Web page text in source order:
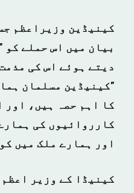
کینیڈین وزیراعظم
بیان میں اس حملے کو
دیتے ہوئے اس کی
"کینیڈین مسلمان
کا اہم حصہ ہیں، اور
کارروائیوں کی
اور ہمارے ملک میں
کینیڈا کے وزیر